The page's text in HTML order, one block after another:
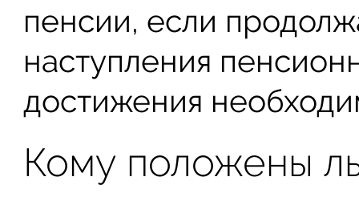
пенсии, если
наступления
достижения
Кому положены